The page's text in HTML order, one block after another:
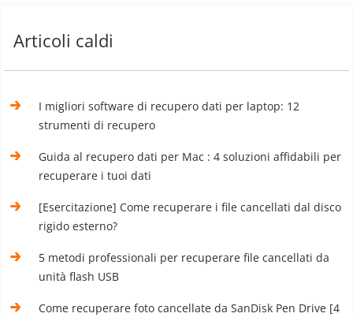
Articoli caldi
I migliori software di recupero dati per laptop: 12
strumenti di recupero
Guida al recupero dati per Mac : 4 soluzioni affidabili per
recuperare i tuoi dati
[Esercitazione] Come recuperare i file cancellati dal disco
rigido esterno?
5 metodi professionali per recuperare file cancellati da
unità flash USB
Come recuperare foto cancellate da SanDisk Pen Drive [4